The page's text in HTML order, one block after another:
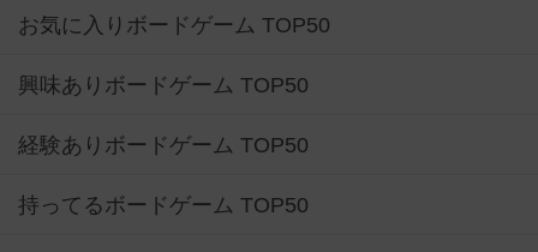
お気に入りボードゲーム TOP50
興味ありボードゲーム TOP50
経験ありボードゲーム TOP50
持ってるボードゲーム TOP50